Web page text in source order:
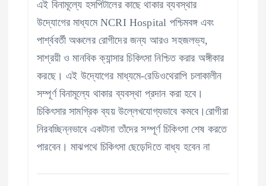
এই বিনামূল্যে হসপিটালের কাছে থাকার ব্যবস্থার
উদ্যোগের মাধ্যমে NCRI Hospital পশ্চিমবঙ্গ এবং
পার্শ্ববর্তী অঞ্চলের রোগীদের জন্য আরও সহজলভ্য,
সাশ্রয়ী ও মানবিক ক্যান্সার চিকিৎসা নিশ্চিত করার অঙ্গীকার
করছে। এই উদ্যোগের মাধ্যমে-রেডিওথেরাপি চলাকালীন
সম্পূর্ণ বিনামূল্যে থাকার ব্যবস্থা প্রদান করা হবে।
চিকিৎসার সামগ্রিক ব্যয় উল্লেখযোগ্যভাবে কমবে।রোগীরা
নিরবচ্ছিন্নভাবে একটানা তাঁদের সম্পূর্ণ চিকিৎসা শেষ করতে
পারবেন। মাঝপথে চিকিৎসা ছেড়েদিতে বাধ্য হবেন না